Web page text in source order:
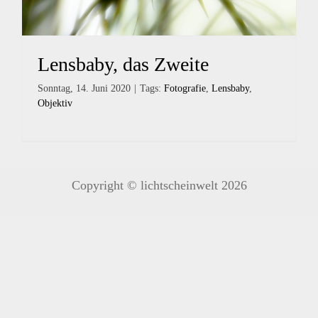
Lensbaby, das Zweite
Sonntag, 14. Juni 2020 Tags: Fotografie, Lensbaby,
Objektiv
Copyright © lichtscheinwelt 2026